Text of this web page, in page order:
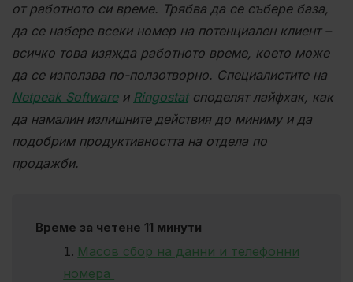
от работното си време. Трябва да се събере база,
да се набере всеки номер на потенциален клиент –
всичко това изяжда работното време, което може
да се използва по-ползотворно. Специалистите на
Netpeak Softwareи Ringostatсподелят лайфхак, как
да намалин излишните действия до миниму и да
подобрим продуктивността на отдела по
продажби.
Време за четене 11 минути
Масов сбор на данни и телефонни
номера